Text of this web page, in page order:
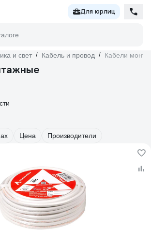
Для юрлиц
и свет / Кабель и провод / Кабели
Цена Производители